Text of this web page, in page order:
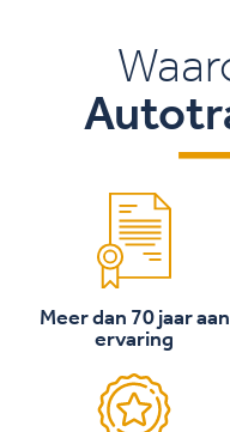
Meer dan 70 jaar aan
ervaring